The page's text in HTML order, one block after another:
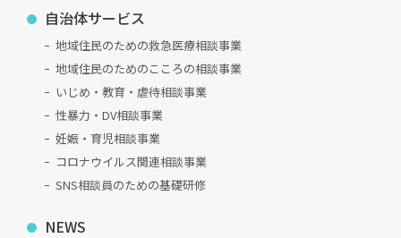
自治体サービス
地域住民のための救急医療相談事業
地域住民のためのこころの相談事業
いじめ・教育・虐待相談事業
性暴力・DV相談事業
妊娠・育児相談事業
コロナウイルス関連相談事業
SNS相談員のための基礎研修
NEWS